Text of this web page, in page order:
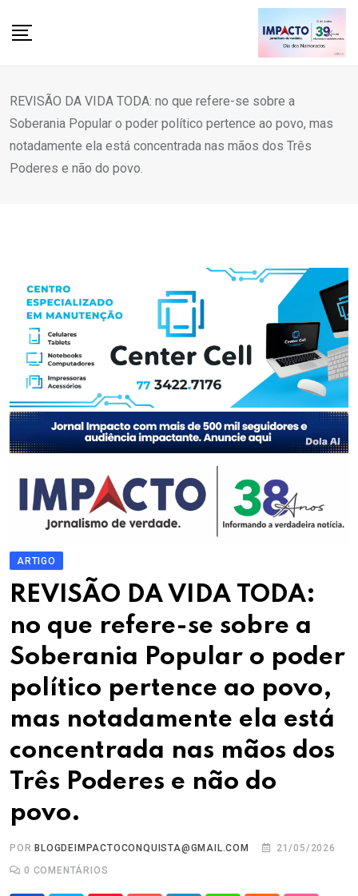
REVISÃO DA VIDA TODA: no que refere-se sobre a
Soberania Popular o poder político pertence ao povo, mas
notadamente ela está concentrada nas mãos dos Três
Poderes e não do povo.
ARTIGO
REVISÃO DA VIDA TODA:
no que refere-se sobre a
Soberania Popular o poder
político pertence ao povo,
mas notadamente ela está
concentrada nas mãos dos
Três Poderes e não do
povo.
POR BLOGDEIMPACTOCONQUISTA@GMAIL.COM
21/05/2026
0 COMENTÁRIOS